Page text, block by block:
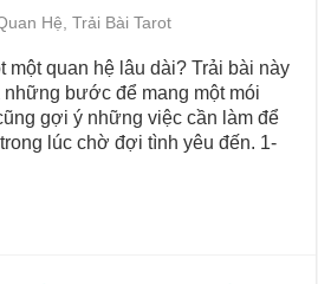
Hệ,Trải Bài Tarot
một quan hệ lâu dài? Trải bài này
những bước để mang một mói
gợi ý những việc cần làm để
lúc chờ đợi tình yêu đến. 1-